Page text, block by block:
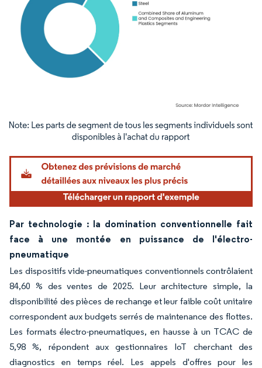
Image © Mordor Intelligence. La réutilisation nécessite une attribution sous CC BY
Par technologie : la domination conventionnelle fait
face à une montée en puissance de l'électro-
pneumatique
Les dispositifs vide-pneumatiques conventionnels contrôlaient
84,60 % des ventes de 2025. Leur architecture simple, la
disponibilité des pièces de rechange et leur faible coût unitaire
correspondent aux budgets serrés de maintenance des flottes.
Les formats électro-pneumatiques, en hausse à un TCAC de
5,98 %, répondent aux gestionnaires IoT cherchant des
diagnostics en temps réel. Les appels d'offres pour les